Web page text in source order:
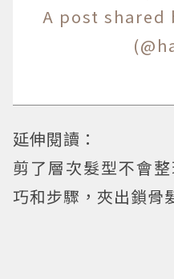
A post shared
延伸閱讀：
剪了層次髮型不會
巧和步驟，夾出鎖骨